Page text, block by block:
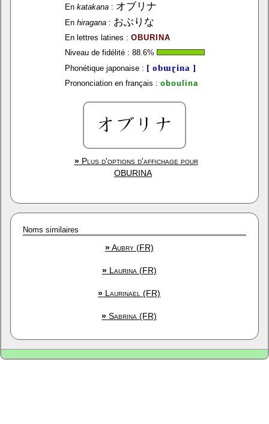
En katakana: オブリナ
En hiragana: おぶりな
En lettres latines : OBURINA
Niveau de fidélité : 88.6%
Phonétique japonaise : [ obɯɽina ]
Prononciation en français : oboulina
»Plus d'options d'affichage pour
OBURINA
Noms similaires
»Aubry (FR)
»Laurina (FR)
» Laurinael (FR)
» Sabrina (FR)